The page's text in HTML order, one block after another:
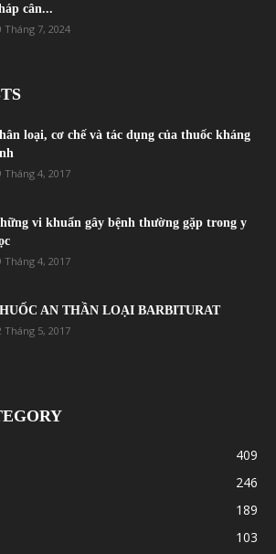
cân...
Tháng 7, 2024
loại, cơ chế và tác dụng của thuốc kháng
Tháng 4, 2017
vi khuẩn gây bệnh thường gặp trong y
Tháng 4, 2017
AN THẦN LOẠI BARBITURAT
Tháng 5, 2017
409
246
189
103